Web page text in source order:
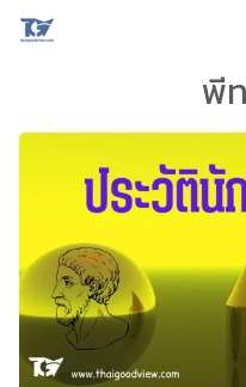
Skip
พี